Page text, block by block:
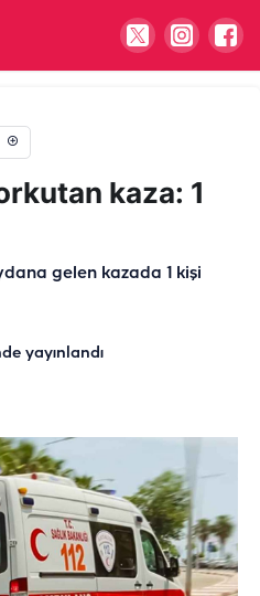
kaza: 1
gelen kazada 1 kişi
yayınlandı
Yaralılar var